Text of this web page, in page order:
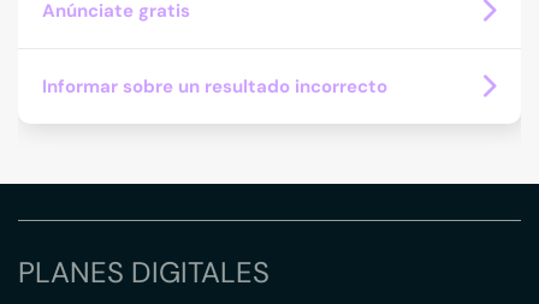
Anúnciate gratis
Informar sobre un resultado incorrecto
PLANES DIGITALES